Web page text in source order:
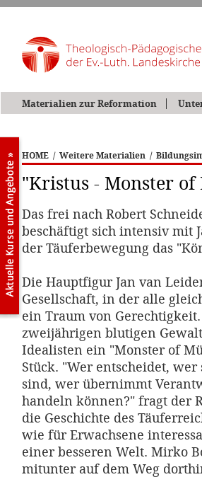
Materialien zur Reformation
HOME / Weitere Materialien /
"Kristus - Monster of
Das frei nach Robert
beschäftigt sich intensiv mit
der Täuferbewegung das
Die Hauptfigur Jan van
Gesellschaft, in der alle
ein Traum von
zweijährigen blutigen
Idealisten ein "Monster of
Stück. "Wer entscheidet,
sind, wer übernimmt
handeln können?" fragt der
die Geschichte des
wie für Erwachsene
einer besseren Welt. Mirko
mitunter auf dem Weg